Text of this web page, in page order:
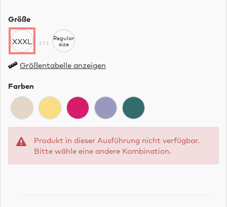
Größe
XXXL ›››
Regular
size
Größentabelle anzeigen
Farben
Produkt in dieser Ausführung nicht verfügbar.
Bitte wähle eine andere Kombination.